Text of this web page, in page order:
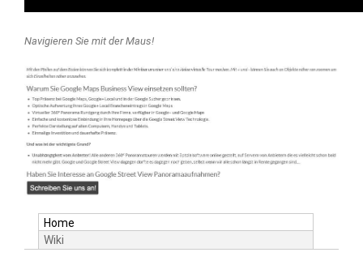
Navigieren Sie mit der Maus!
Home
Wiki